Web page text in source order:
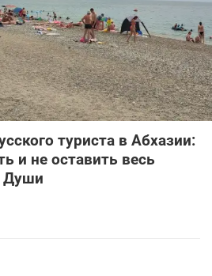
туриста в Абхазии:
и не оставить весь
Души